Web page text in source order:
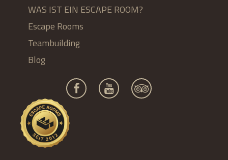
WAS IST EIN ESCAPE ROOM?
Escape Rooms
Teambuilding
Blog